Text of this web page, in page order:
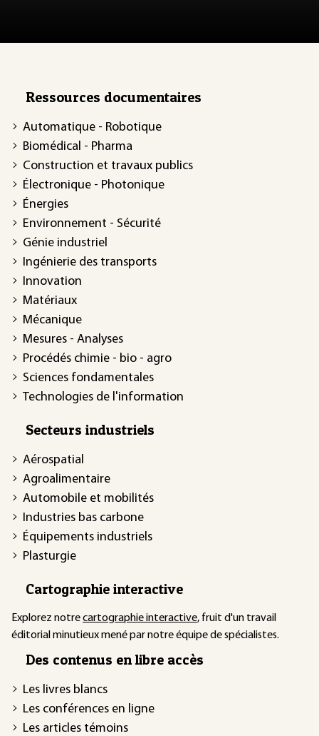
Ressources documentaires
Automatique - Robotique
Biomédical - Pharma
Construction et travaux publics
Électronique - Photonique
Énergies
Environnement - Sécurité
Génie industriel
Ingénierie des transports
Innovation
Matériaux
Mécanique
Mesures - Analyses
Procédés chimie - bio - agro
Sciences fondamentales
Technologies de l'information
Secteurs industriels
Aérospatial
Agroalimentaire
Automobile et mobilités
Industries bas carbone
Équipements industriels
Plasturgie
Cartographie interactive
Explorez notrecartographie interactive, fruit d'un travail
éditorial minutieux mené par notre équipe de spécialistes.
Des contenus en libre accès
Les livres blancs
Les conférences en ligne
Les articles témoins